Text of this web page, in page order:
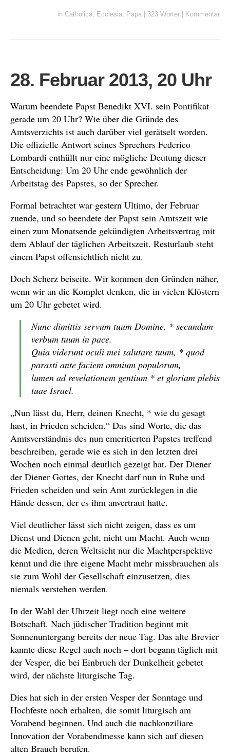
in Catholica, Ecclesia, Papa 323 Wörter Kommentar
28. Februar 2013, 20 Uhr
Warum beendete Papst Benedikt XVI. sein Pontifikat
gerade um 20 Uhr? Wie über die Gründe des
Amtsverzichts ist auch darüber viel gerätselt worden.
Die offizielle Antwort seines Sprechers Federico
Lombardi enthüllt nur eine mögliche Deutung dieser
Entscheidung: Um 20 Uhr ende gewöhnlich der
Arbeitstag des Papstes, so der Sprecher.
Formal betrachtet war gestern Ultimo, der Februar
zuende, und so beendete der Papst sein Amtszeit wie
einen zum Monatsende gekündigten Arbeitsvertrag mit
dem Ablauf der täglichen Arbeitszeit. Resturlaub steht
einem Papst offensichtlich nicht zu.
Doch Scherz beiseite. Wir kommen den Gründen näher,
wenn wir an die Komplet denken, die in vielen Klöstern
um 20 Uhr gebetet wird.
Nunc dimittis servum tuum Domine, * secundum
verbum tuum in pace.
Quia viderunt oculi mei salutare tuum, * quod
parasti ante faciem omnium populorum,
lumen ad revelationem gentium * et gloriam plebis
tuae Israel.
„Nun lässt du, Herr, deinen Knecht, * wie du gesagt
hast, in Frieden scheiden.“ Das sind Worte, die das
Amtsverständnis des nun emeritierten Papstes treffend
beschreiben, gerade wie es sich in den letzten drei
Wochen noch einmal deutlich gezeigt hat. Der Diener
der Diener Gottes, der Knecht darf nun in Ruhe und
Frieden scheiden und sein Amt zurücklegen in die
Hände dessen, der es ihm anvertraut hatte.
Viel deutlicher lässt sich nicht zeigen, dass es um
Dienst und Dienen geht, nicht um Macht. Auch wenn
die Medien, deren Weltsicht nur die Machtperspektive
kennt und die ihre eigene Macht mehr missbrauchen als
sie zum Wohl der Gesellschaft einzusetzen, dies
niemals verstehen werden.
In der Wahl der Uhrzeit liegt noch eine weitere
Botschaft. Nach jüdischer Tradition beginnt mit
Sonnenuntergang bereits der neue Tag. Das alte Brevier
kannte diese Regel auch noch – dort begann täglich mit
der Vesper, die bei Einbruch der Dunkelheit gebetet
wird, der nächste liturgische Tag.
Dies hat sich in der ersten Vesper der Sonntage und
Hochfeste noch erhalten, die somit liturgisch am
Vorabend beginnen. Und auch die nachkonziliare
Innovation der Vorabendmesse kann sich auf diesen
alten Brauch berufen.